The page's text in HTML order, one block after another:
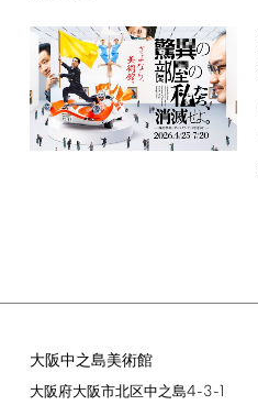
大阪中之島美術館
大阪府大阪市北区中之島4-3-1